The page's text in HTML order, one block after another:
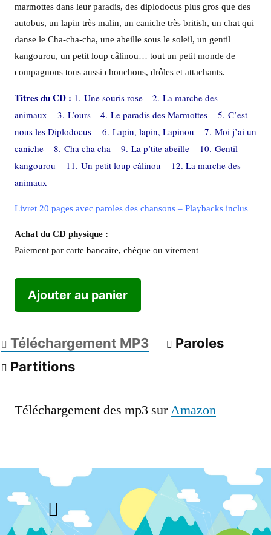
marmottes dans leur paradis, des diplodocus plus gros que des
autobus, un lapin très malin, un caniche très british, un chat qui
danse le Cha-cha-cha, une abeille sous le soleil, un gentil
kangourou, un petit loup câlinou… tout un petit monde de
compagnons tous aussi chouchous, drôles et attachants.
Titres du CD : 1. Une souris rose – 2. La marche des
animaux – 3. L’ours – 4. Le paradis des Marmottes – 5. C’est
nous les Diplodocus – 6. Lapin, lapin, Lapinou – 7. Moi j’ai un
caniche – 8. Cha cha cha – 9. La p’tite abeille – 10. Gentil
kangourou – 11. Un petit loup câlinou – 12. La marche des
animaux
Livret 20 pages avec paroles des chansons – Playbacks inclus
Achat du CD physique :
Paiement par carte bancaire, chèque ou virement
Ajouter au panier
Téléchargement MP3
Paroles
Partitions
Téléchargement des mp3 surAmazon